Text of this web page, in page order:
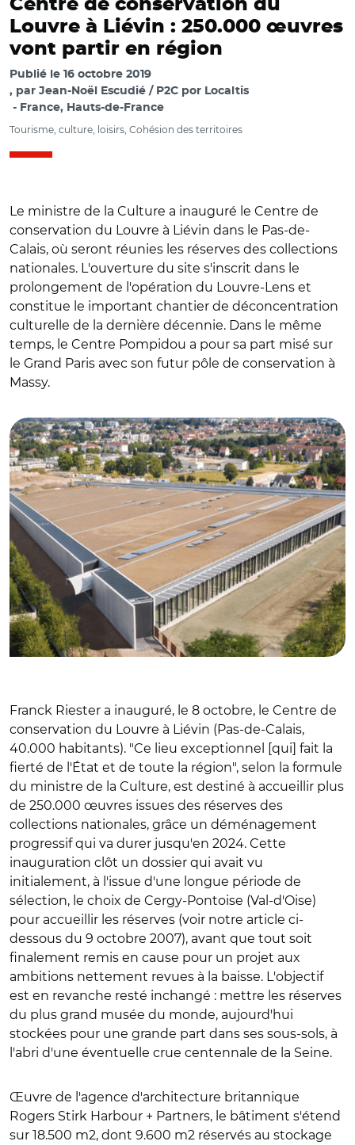
Centre de conservation du
Louvre à Liévin : 250.000 œuvres
vont partir en région
Publié le 16 octobre 2019
par Jean-Noël Escudié / P2C por Localtis
France, Hauts-de-France
Tourisme, culture, loisirs, Cohésion des territoires
Le ministre de la Culture a inauguré le Centre de
conservation du Louvre à Liévin dans le Pas-de-
Calais, où seront réunies les réserves des collections
nationales. L'ouverture du site s'inscrit dans le
prolongement de l'opération du Louvre-Lens et
constitue le important chantier de déconcentration
culturelle de la dernière décennie. Dans le même
temps, le Centre Pompidou a pour sa part misé sur
le Grand Paris avec son futur pôle de conservation à
Massy.
© @bati_journal / Centre de conservation du musée du
Franck Riester a inauguré, le 8 octobre, le Centre de
conservation du Louvre à Liévin (Pas-de-Calais,
40.000 habitants). "Ce lieu exceptionnel [qui] fait la
fierté de l'État et de toute la région", selon la formule
du ministre de la Culture, est destiné à accueillir plus
de 250.000 œuvres issues des réserves des
collections nationales, grâce un déménagement
progressif qui va durer jusqu'en 2024. Cette
inauguration clôt un dossier qui avait vu
initialement, à l'issue d'une longue période de
sélection, le choix de Cergy-Pontoise (Val-d'Oise)
pour accueillir les réserves (voir notre article ci-
dessous du 9 octobre 2007), avant que tout soit
finalement remis en cause pour un projet aux
ambitions nettement revues à la baisse. L'objectif
est en revanche resté inchangé : mettre les réserves
du plus grand musée du monde, aujourd'hui
stockées pour une grande part dans ses sous-sols, à
l'abri d'une éventuelle crue centennale de la Seine.
Œuvre de l'agence d'architecture britannique
Rogers Stirk Harbour + Partners, le bâtiment s'étend
sur 18.500 m2, dont 9.600 m2 réservés au stockage